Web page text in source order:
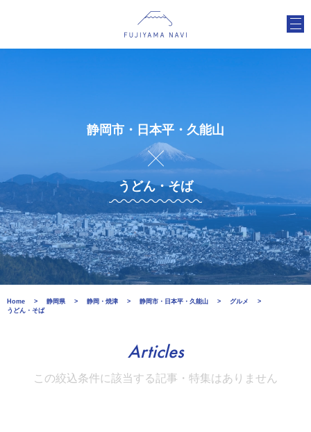
静岡市・日本平・久能山
うどん・そば
Home 静岡県 静岡・焼津 静岡市・日本平・久能山
グルメ
うどん・そば
Articles
この絞込条件に該当する記事・特集はありません